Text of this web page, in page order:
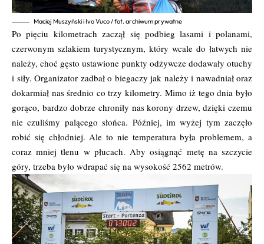
Maciej Muszyński i Ivo Vuco / fot. archiwum prywatne
Po pięciu kilometrach zaczął się podbieg lasami i polanami,
czerwonym szlakiem turystycznym, który wcale do łatwych nie
należy, choć gęsto ustawione punkty odżywcze dodawały otuchy
i siły. Organizator zadbał o biegaczy jak należy i nawadniał oraz
dokarmiał nas średnio co trzy kilometry. Mimo iż tego dnia było
gorąco, bardzo dobrze chroniły nas korony drzew, dzięki czemu
nie czuliśmy palącego słońca. Później, im wyżej tym zaczęło
robić się chłodniej. Ale to nie temperatura była problemem, a
coraz mniej tlenu w płucach. Aby osiągnąć metę na szczycie
góry, trzeba było wdrapać się na wysokość 2562 metrów.